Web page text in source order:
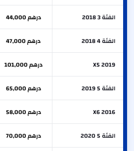
الفئة 3 2018 درهم 44,000
الفئة 4 2018 درهم 47,000
X5 2019 درهم 101,000
الفئة 5 2019 درهم 65,000
X6 2016 درهم 58,000
الفئة 5 2020 درهم 70,000